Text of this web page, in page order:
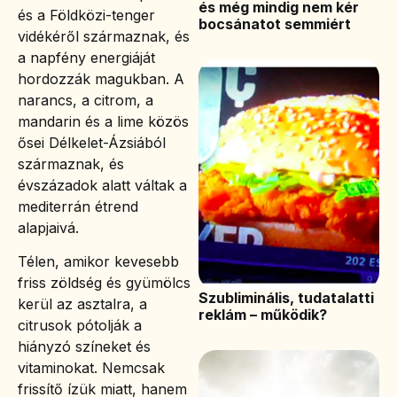
és a Földközi-tenger
vidékéről származnak, és
a napfény energiáját
hordozzák magukban. A
narancs, a citrom, a
mandarin és a lime közös
ősei Délkelet-Ázsiából
származnak, és
évszázadok alatt váltak a
mediterrán étrend
alapjaivá.
Télen, amikor kevesebb
friss zöldség és gyümölcs
kerül az asztalra, a
citrusok pótolják a
hiányzó színeket és
vitaminokat. Nemcsak
frissítő ízük miatt, hanem
és még mindig nem kér
bocsánatot semmiért
Szubliminális, tudatalatti
reklám – működik?